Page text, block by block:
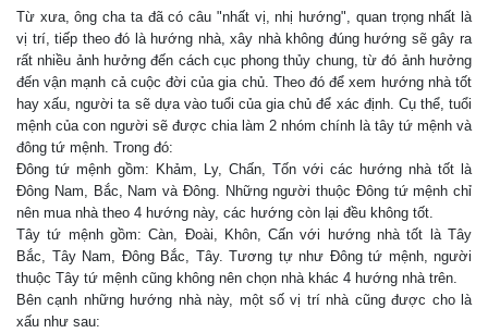
Từ xưa, ông cha ta đã có câu "nhất vị, nhị hướng", quan trọng nhất là
vị trí, tiếp theo đó là hướng nhà, xây nhà không đúng hướng sẽ gây ra
rất nhiều ảnh hưởng đến cách cục phong thủy chung, từ đó ảnh hưởng
đến vận mạnh cả cuộc đời của gia chủ. Theo đó để xem hướng nhà tốt
hay xấu, người ta sẽ dựa vào tuổi của gia chủ để xác định. Cụ thể, tuổi
mệnh của con người sẽ được chia làm 2 nhóm chính là tây tứ mệnh và
đông tứ mệnh. Trong đó:
Đông tứ mệnh gồm: Khảm, Ly, Chấn, Tốn với các hướng nhà tốt là
Đông Nam, Bắc, Nam và Đông. Những người thuộc Đông tứ mệnh chỉ
nên mua nhà theo 4 hướng này, các hướng còn lại đều không tốt.
Tây tứ mệnh gồm: Càn, Đoài, Khôn, Cấn với hướng nhà tốt là Tây
Bắc, Tây Nam, Đông Bắc, Tây. Tương tự như Đông tứ mệnh, người
thuộc Tây tứ mệnh cũng không nên chọn nhà khác 4 hướng nhà trên.
Bên cạnh những hướng nhà này, một số vị trí nhà cũng được cho là
xấu như sau: